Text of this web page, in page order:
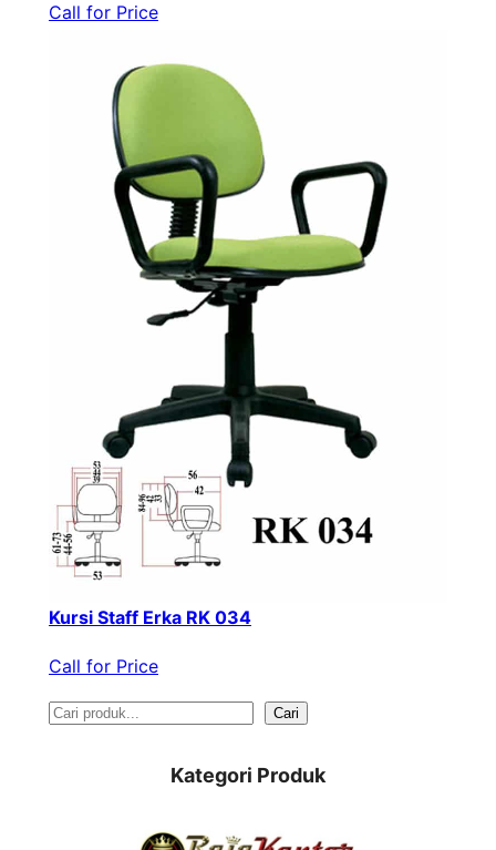
Call for Price
Kursi Staff Erka RK 034
Call for Price
S
Cari
Kategori Produk